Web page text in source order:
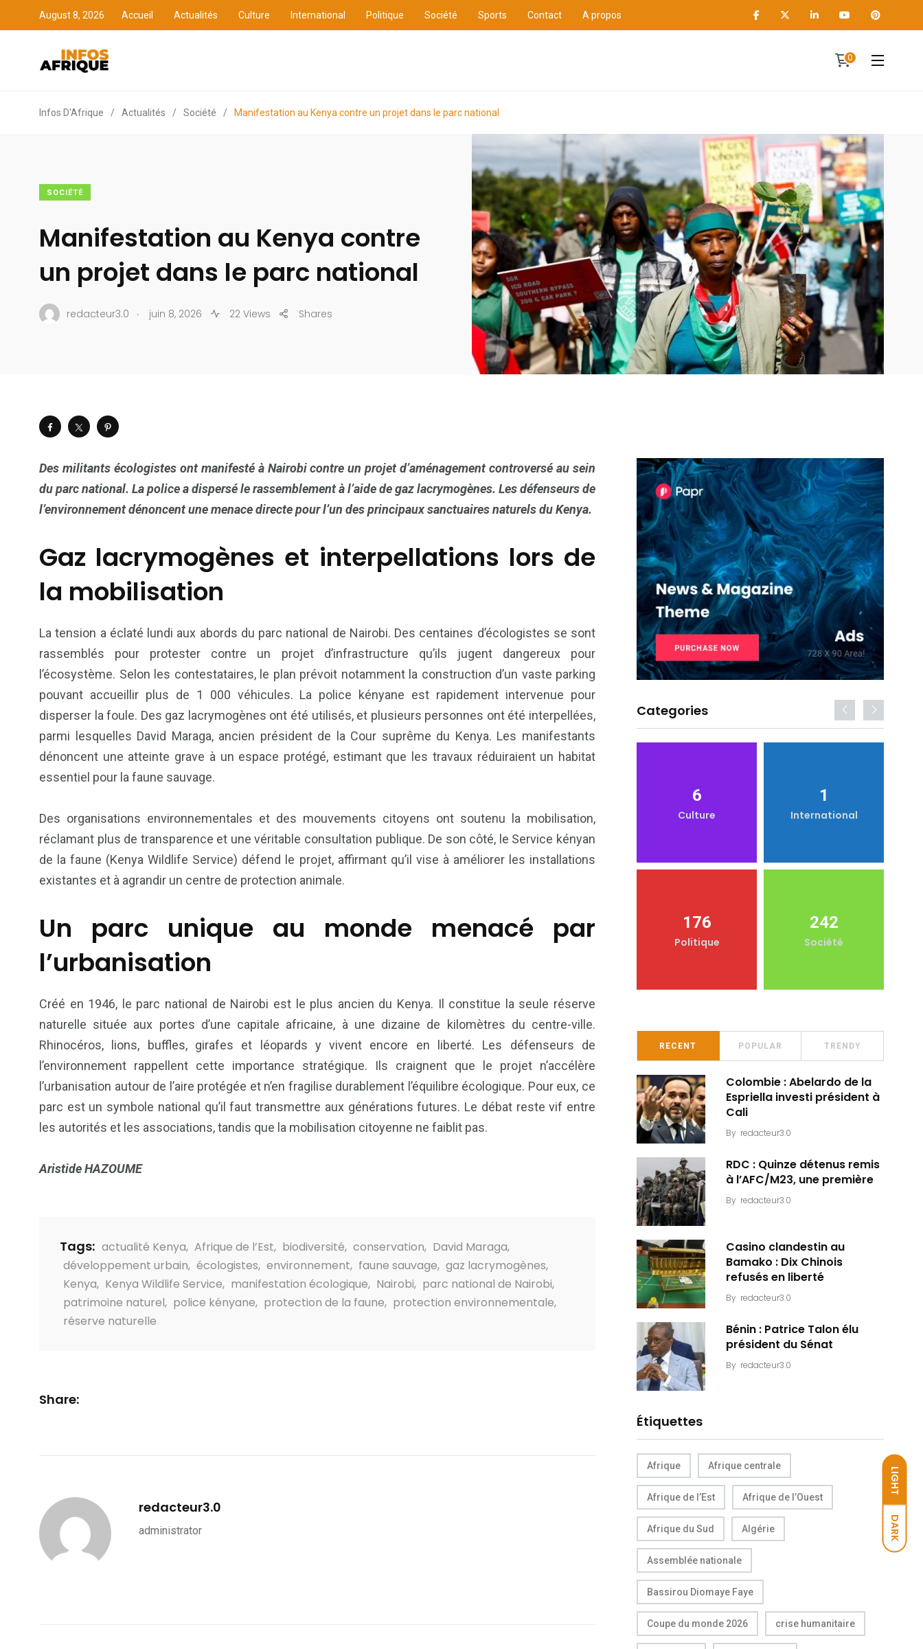
LIGHT
DARK
August 8, 2026 Accueil Actualités Culture International Politique Société Sports Contact A propos
0
Infos D'Afrique / Actualités / Société / Manifestation au Kenya contre un projet dans le parc national
SOCIÉTÉ
Manifestation au Kenya contre
un projet dans le parc national
redacteur3.0 . juin 8, 2026 22 Views Shares
Des militants écologistes ont manifesté à Nairobi contre un projet d’aménagement controversé au sein
du parc national. La police a dispersé le rassemblement à l’aide de gaz lacrymogènes. Les défenseurs de
l’environnement dénoncent une menace directe pour l’un des principaux sanctuaires naturels du Kenya.
Gaz lacrymogènes et interpellations lors de
la mobilisation
La tension a éclaté lundi aux abords du parc national de Nairobi. Des centaines d’écologistes se sont
rassemblés pour protester contre un projet d’infrastructure qu’ils jugent dangereux pour
l’écosystème. Selon les contestataires, le plan prévoit notamment la construction d’un vaste parking
pouvant accueillir plus de 1 000 véhicules. La police kényane est rapidement intervenue pour
disperser la foule. Des gaz lacrymogènes ont été utilisés, et plusieurs personnes ont été interpellées,
parmi lesquelles David Maraga, ancien président de la Cour suprême du Kenya. Les manifestants
dénoncent une atteinte grave à un espace protégé, estimant que les travaux réduiraient un habitat
essentiel pour la faune sauvage.
Des organisations environnementales et des mouvements citoyens ont soutenu la mobilisation,
réclamant plus de transparence et une véritable consultation publique. De son côté, le Service kényan
de la faune (Kenya Wildlife Service) défend le projet, affirmant qu’il vise à améliorer les installations
existantes et à agrandir un centre de protection animale.
Un parc unique au monde menacé par
l’urbanisation
Créé en 1946, le parc national de Nairobi est le plus ancien du Kenya. Il constitue la seule réserve
naturelle située aux portes d’une capitale africaine, à une dizaine de kilomètres du centre-ville.
Rhinocéros, lions, buffles, girafes et léopards y vivent encore en liberté. Les défenseurs de
l’environnement rappellent cette importance stratégique. Ils craignent que le projet n’accélère
l’urbanisation autour de l’aire protégée et n’en fragilise durablement l’équilibre écologique. Pour eux, ce
parc est un symbole national qu’il faut transmettre aux générations futures. Le débat reste vif entre
les autorités et les associations, tandis que la mobilisation citoyenne ne faiblit pas.
Aristide HAZOUME
Tags: actualité Kenya, Afrique de l’Est, biodiversité, conservation, David Maraga,
développement urbain, écologistes, environnement, faune sauvage, gaz lacrymogènes,
Kenya, Kenya Wildlife Service, manifestation écologique, Nairobi, parc national de Nairobi,
patrimoine naturel, police kényane, protection de la faune, protection environnementale,
réserve naturelle
Share:
redacteur3.0
administrator
Categories
Culture International
176 242
Sports Uncategorized
6
Culture
1
International
176
Politique
242
Société
RECENT POPULAR TRENDY
Colombie : Abelardo de la
Espriella investi président à
Cali
By redacteur3.0
RDC : Quinze détenus remis
à l’AFC/M23, une première
By redacteur3.0
Casino clandestin au
Bamako : Dix Chinois
refusés en liberté
By redacteur3.0
Bénin : Patrice Talon élu
président du Sénat
By redacteur3.0
Étiquettes
Afrique Afrique centrale
Afrique de l’Est Afrique de l’Ouest
Afrique du Sud Algérie
Assemblée nationale
Bassirou Diomaye Faye
Coupe du monde 2026 crise humanitaire